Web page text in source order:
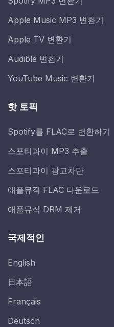
Apple Music MP3 변환기
Apple TV 변환기
Audible 변환기
YouTube Music 변환기
핫 토픽
Spotify를 FLAC로 변환하기
스포티파이 MP3 추출
스포티파이 광고차단
애플뮤직 FLAC 다운로드
애플뮤직 DRM 제거
국제적인
English
日本語
Français
Deutsch